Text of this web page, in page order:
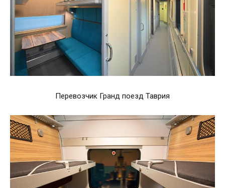
Перевозчик Гранд поезд Таврия